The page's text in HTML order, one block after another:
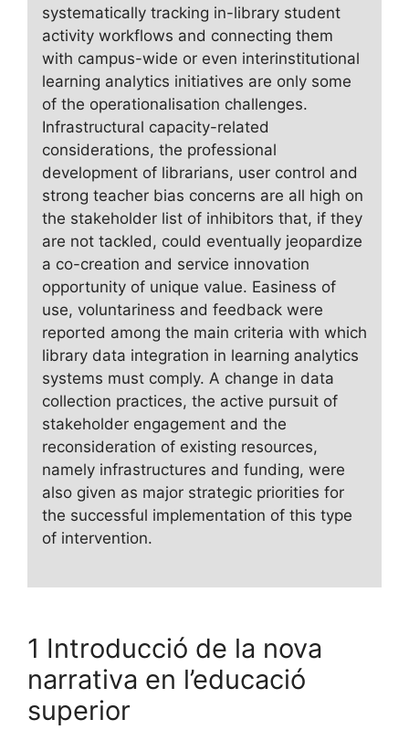
systematically tracking in-library student
activity workflows and connecting them
with campus-wide or even interinstitutional
learning analytics initiatives are only some
of the operationalisation challenges.
Infrastructural capacity-related
considerations, the professional
development of librarians, user control and
strong teacher bias concerns are all high on
the stakeholder list of inhibitors that, if they
are not tackled, could eventually jeopardize
a co-creation and service innovation
opportunity of unique value. Easiness of
use, voluntariness and feedback were
reported among the main criteria with which
library data integration in learning analytics
systems must comply. A change in data
collection practices, the active pursuit of
stakeholder engagement and the
reconsideration of existing resources,
namely infrastructures and funding, were
also given as major strategic priorities for
the successful implementation of this type
of intervention.
1 Introducció de la nova
narrativa en l’educació
superior